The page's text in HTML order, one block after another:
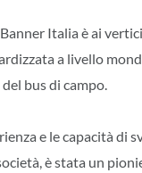
Italia è ai
a livello
bus di campo.
e le capacità
è stata un